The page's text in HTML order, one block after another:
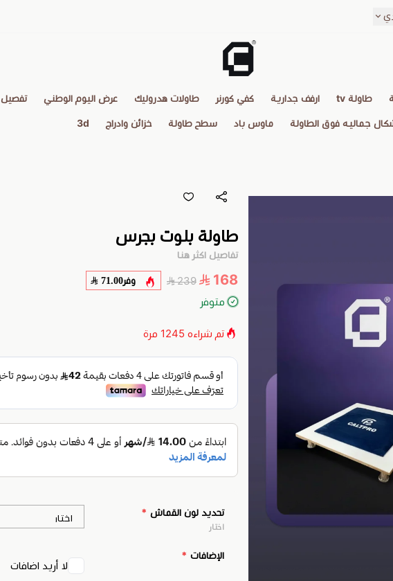
CALTPRO
طاولة tv ارفف جدارية كفي كورنر طاولات هدروليك عرض اليوم الوطني تفصيل
جماليه فوق الطاولة ماوس باد سطح طاولة خزائن وادراج 3d
طاولة بلوت بجرس
تفاصيل اكثر هنا
168
239 وفر71.00
متوفر
تم شراءه 1245 مرة
تحديد لون القماش *
اختار
الإضافات *
لا أريد اضافات